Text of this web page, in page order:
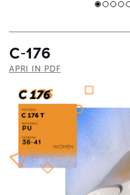
С-176
APRI IN PDF